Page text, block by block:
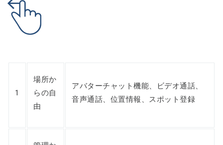
1
場所か
らの自
由
アバターチャット機能、ビデオ通話、
音声通話、位置情報、スポット登録